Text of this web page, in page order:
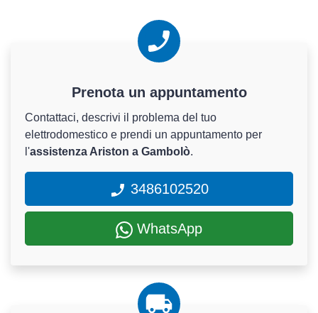
Prenota un appuntamento
Contattaci, descrivi il problema del tuo
elettrodomestico e prendi un appuntamento per
l'assistenza Ariston a Gambolò.
3486102520
WhatsApp